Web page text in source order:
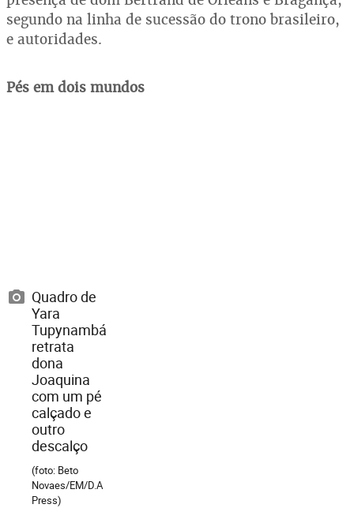
segundo na linha de sucessão do trono brasileiro,
e autoridades.
Pés em dois mundos
Quadro de
Yara
Tupynambá
retrata
dona
Joaquina
com um pé
calçado e
outro
descalço
(foto: Beto
Novaes/EM/D.A
Press)